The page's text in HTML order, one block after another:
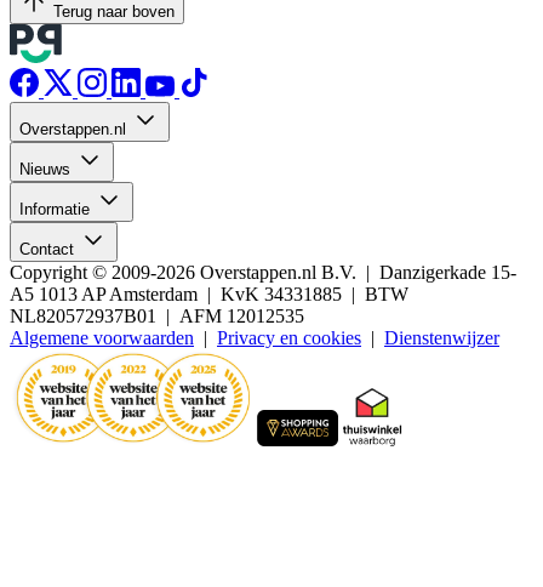
Terug naar boven
Overstappen.nl
Nieuws
Informatie
Contact
Copyright © 2009-2026 Overstappen.nl B.V. | Danzigerkade 15-
A5 1013 AP Amsterdam | KvK 34331885 | BTW
NL820572937B01 | AFM 12012535
Algemene voorwaarden | Privacy en cookies | Dienstenwijzer